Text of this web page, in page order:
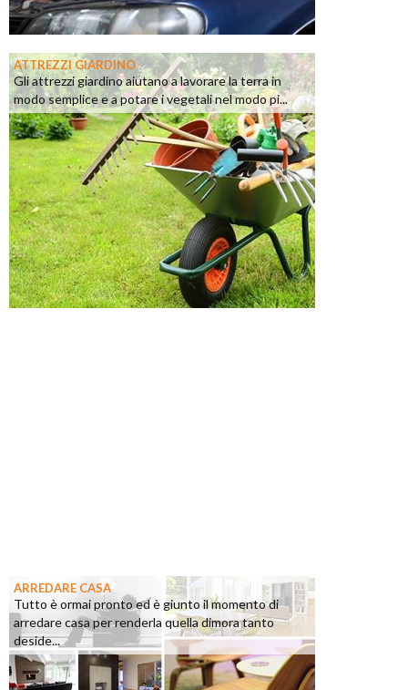
ATTREZZI GIARDINO
Gli attrezzi giardino aiutano a lavorare la terra in
modo semplice e a potare i vegetali nel modo pi...
ARREDARE CASA
Tutto è ormai pronto ed è giunto il momento di
arredare casa per renderla quella dimora tanto
deside...